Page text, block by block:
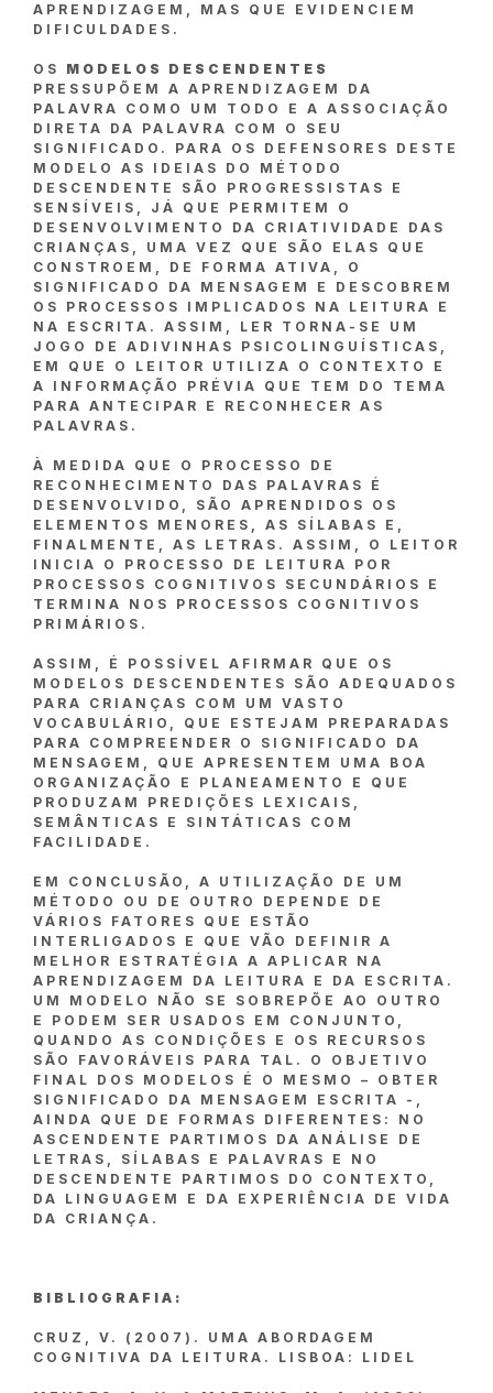
APRENDIZAGEM, MAS QUE EVIDENCIEM
DIFICULDADES.
OS MODELOS DESCENDENTES
PRESSUPÕEM A APRENDIZAGEM DA
PALAVRA COMO UM TODO E A ASSOCIAÇÃO
DIRETA DA PALAVRA COM O SEU
SIGNIFICADO. PARA OS DEFENSORES DESTE
MODELO AS IDEIAS DO MÉTODO
DESCENDENTE SÃO PROGRESSISTAS E
SENSÍVEIS, JÁ QUE PERMITEM O
DESENVOLVIMENTO DA CRIATIVIDADE DAS
CRIANÇAS, UMA VEZ QUE SÃO ELAS QUE
CONSTROEM, DE FORMA ATIVA, O
SIGNIFICADO DA MENSAGEM E DESCOBREM
OS PROCESSOS IMPLICADOS NA LEITURA E
NA ESCRITA. ASSIM, LER TORNA-SE UM
JOGO DE ADIVINHAS PSICOLINGUÍSTICAS,
EM QUE O LEITOR UTILIZA O CONTEXTO E
A INFORMAÇÃO PRÉVIA QUE TEM DO TEMA
PARA ANTECIPAR E RECONHECER AS
PALAVRAS.
À MEDIDA QUE O PROCESSO DE
RECONHECIMENTO DAS PALAVRAS É
DESENVOLVIDO, SÃO APRENDIDOS OS
ELEMENTOS MENORES, AS SÍLABAS E,
FINALMENTE, AS LETRAS. ASSIM, O LEITOR
INICIA O PROCESSO DE LEITURA POR
PROCESSOS COGNITIVOS SECUNDÁRIOS E
TERMINA NOS PROCESSOS COGNITIVOS
PRIMÁRIOS.
ASSIM, É POSSÍVEL AFIRMAR QUE OS
MODELOS DESCENDENTES SÃO ADEQUADOS
PARA CRIANÇAS COM UM VASTO
VOCABULÁRIO, QUE ESTEJAM PREPARADAS
PARA COMPREENDER O SIGNIFICADO DA
MENSAGEM, QUE APRESENTEM UMA BOA
ORGANIZAÇÃO E PLANEAMENTO E QUE
PRODUZAM PREDIÇÕES LEXICAIS,
SEMÂNTICAS E SINTÁTICAS COM
FACILIDADE.
EM CONCLUSÃO, A UTILIZAÇÃO DE UM
MÉTODO OU DE OUTRO DEPENDE DE
VÁRIOS FATORES QUE ESTÃO
INTERLIGADOS E QUE VÃO DEFINIR A
MELHOR ESTRATÉGIA A APLICAR NA
APRENDIZAGEM DA LEITURA E DA ESCRITA.
UM MODELO NÃO SE SOBREPÕE AO OUTRO
E PODEM SER USADOS EM CONJUNTO,
QUANDO AS CONDIÇÕES E OS RECURSOS
SÃO FAVORÁVEIS PARA TAL. O OBJETIVO
FINAL DOS MODELOS É O MESMO – OBTER
SIGNIFICADO DA MENSAGEM ESCRITA -,
AINDA QUE DE FORMAS DIFERENTES: NO
ASCENDENTE PARTIMOS DA ANÁLISE DE
LETRAS, SÍLABAS E PALAVRAS E NO
DESCENDENTE PARTIMOS DO CONTEXTO,
DA LINGUAGEM E DA EXPERIÊNCIA DE VIDA
DA CRIANÇA.
BIBLIOGRAFIA:
CRUZ, V. (2007). UMA ABORDAGEM
COGNITIVA DA LEITURA. LISBOA: LIDEL